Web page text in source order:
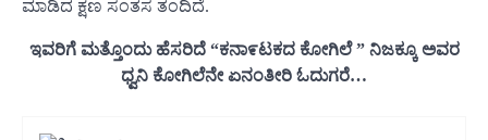
ಮಾಡಿದ ಕ್ಷಣ ಸಂತಸ ತಂದಿದೆ.
ಇವರಿಗೆ ಮತ್ತೊಂದು ಹೆಸರಿದೆ “ಕನಾ೯ಟಕದ ಕೋಗಿಲೆ ” ನಿಜಕ್ಕೂ ಅವರ
ಧ್ವನಿ ಕೋಗಿಲೆನೇ ಏನಂತೀರಿ ಓದುಗರೆ…